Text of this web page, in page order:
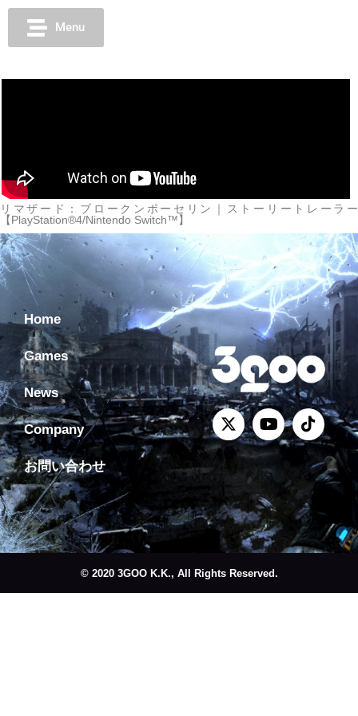
Menu
リマザード：ブロークンポーセリン｜ストーリートレーラー
【PlayStation®4/Nintendo Switch™】
Home
Games
News
Company
お問い合わせ
© 2020 3GOO K.K., All Rights Reserved.